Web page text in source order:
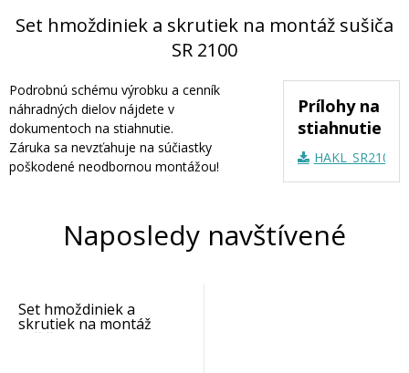
Set hmoždiniek a skrutiek na montáž sušiča
SR 2100
Prílohy na
stiahnutie
Podrobnú schému výrobku a cenník
náhradných dielov nájdete v
dokumentoch na stiahnutie.
Záruka sa nevzťahuje na súčiastky
poškodené neodbornou montážou!
Naposledy navštívené
Set hmoždiniek a
skrutiek na montáž
sušiča SR 2100